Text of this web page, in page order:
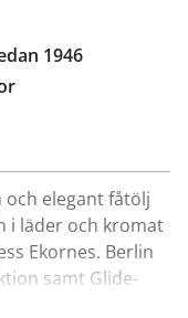
1946
och elegant fåtölj
i läder och kromat
Ekornes. Berlin
samt Glide-